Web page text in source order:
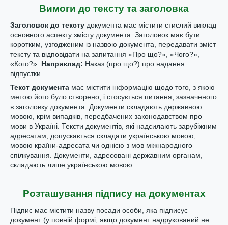
Вимоги до тексту та заголовка
Заголовок до тексту документа має містити стислий виклад
основного аспекту змісту документа. Заголовок має бути
коротким, узгодженим із назвою документа, передавати зміст
тексту та відповідати на запитання «Про що?», «Чого?»,
«Кого?». Наприклад: Наказ (про що?) про надання
відпустки.
Текст документа має містити інформацію щодо того, з якою
метою його було створено, і стосується питання, зазначеного
в заголовку документа. Документи складають державною
мовою, крім випадків, передбачених законодавством про
мови в Україні. Тексти документів, які надсилають зарубіжним
адресатам, допускається складати українською мовою,
мовою країни-адресата чи однією з мов міжнародного
спілкування. Документи, адресовані державним органам,
складають лише українською мовою.
Розташування підпису на документах
Підпис має містити назву посади особи, яка підписує
документ (у повній формі, якщо документ надрукований не